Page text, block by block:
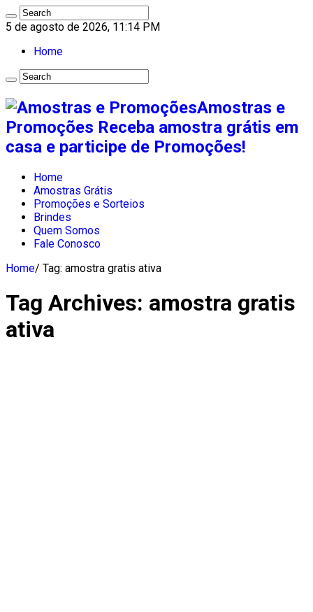
5 de agosto de 2026, 11:14 PM
Home
Amostras e
Promoções Receba amostra grátis em
casa e participe de Promoções!
Home
Amostras Grátis
Promoções e Sorteios
Brindes
Quem Somos
Fale Conosco
Home/ Tag: amostra gratis ativa
Tag Archives: amostra gratis
ativa